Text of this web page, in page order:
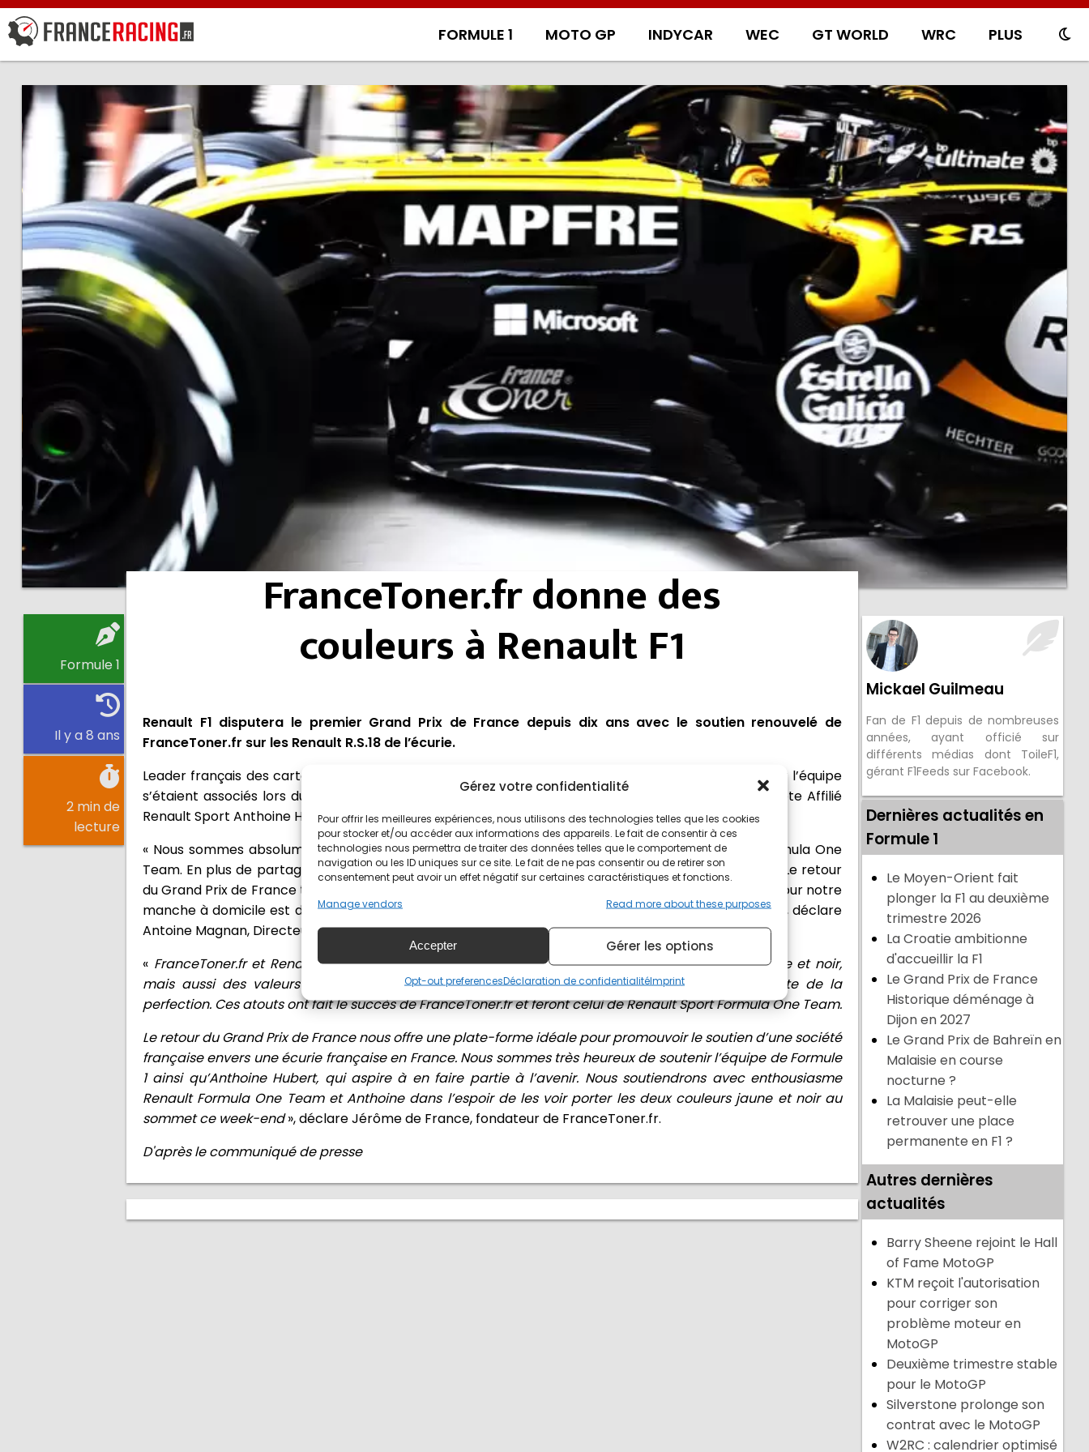
Gérez votre confidentialité
Pour offrir les meilleures expériences, nous utilisons des technologies telles que les cookies
pour stocker et/ou accéder aux informations des appareils. Le fait de consentir à ces
technologies nous permettra de traiter des données telles que le comportement de
navigation ou les ID uniques sur ce site. Le fait de ne pas consentir ou de retirer son
consentement peut avoir un effet négatif sur certaines caractéristiques et fonctions.
Manage vendors
Read more about these purposes
Accepter Gérer les options
Opt-out preferencesDéclaration de confidentialitéImprint
FORMULE 1 MOTO GP INDYCAR WEC GT WORLD WRC PLUS
Formule 1
Il y a 8 ans
2 min de
lecture
FranceToner.fr donne des
couleurs à Renault F1
Renault F1 disputera le premier Grand Prix de France depuis dix ans avec le soutien renouvelé de
FranceToner.fr sur les Renault R.S.18 de l’écurie.
Leader français des cartouches d’encre et toners pour imprimantes sur Internet, FranceToner.fr et l’équipe
s’étaient associés lors du dernier Grand Prix de Belgique. FranceToner.fr soutient également le Pilote Affilié
Renault Sport Anthoine Hubert, actuellement en tête du classement général en GP3 Series.
« Nous sommes absolument ravis d’annoncer l’appui de FranceToner.fr envers Renault Sport Formula One
Team. En plus de partager les couleurs jaune et noir, nous sommes en phase dans nos aspirations. Le retour
du Grand Prix de France trouve un écho très particulier chez Renault. Le soutien de FranceToner.fr pour notre
manche à domicile est donc très apprécié. Nous nous efforcerons tous de faire forte impression ! », déclare
Antoine Magnan, Directeur des Partenariats de Renault Sport Racing.
« FranceToner.fr et Renault Sport Formula One Team partagent non seulement les couleurs jaune et noir,
mais aussi des valeurs telles que le travail d’équipe, la compétitivité, la technicité et la quête de la
perfection. Ces atouts ont fait le succès de FranceToner.fr et feront celui de Renault Sport Formula One Team.
Le retour du Grand Prix de France nous offre une plate-forme idéale pour promouvoir le soutien d’une société
française envers une écurie française en France. Nous sommes très heureux de soutenir l’équipe de Formule
1 ainsi qu’Anthoine Hubert, qui aspire à en faire partie à l’avenir. Nous soutiendrons avec enthousiasme
Renault Formula One Team et Anthoine dans l’espoir de les voir porter les deux couleurs jaune et noir au
sommet ce week-end», déclare Jérôme de France, fondateur de FranceToner.fr.
D'après le communiqué de presse
Mickael Guilmeau
Fan de F1 depuis de nombreuses
années, ayant officié sur
différents médias dont ToileF1,
gérant F1Feeds sur Facebook.
Dernières actualités en
Formule 1
Le Moyen-Orient fait
plonger la F1 au deuxième
trimestre 2026
La Croatie ambitionne
d'accueillir la F1
Le Grand Prix de France
Historique déménage à
Dijon en 2027
Le Grand Prix de Bahreïn en
Malaisie en course
nocturne ?
La Malaisie peut-elle
retrouver une place
permanente en F1 ?
Autres dernières
actualités
Barry Sheene rejoint le Hall
of Fame MotoGP
KTM reçoit l'autorisation
pour corriger son
problème moteur en
MotoGP
Deuxième trimestre stable
pour le MotoGP
Silverstone prolonge son
contrat avec le MotoGP
W2RC : calendrier optimisé